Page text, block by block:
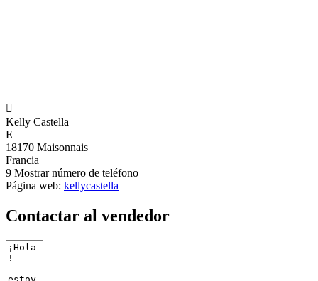

Kelly Castella
E
18170 Maisonnais
Francia
9 Mostrar número de teléfono
Página web: kellycastella
Contactar al vendedor